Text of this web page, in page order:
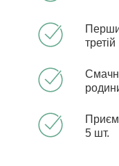
третій
5 шт.